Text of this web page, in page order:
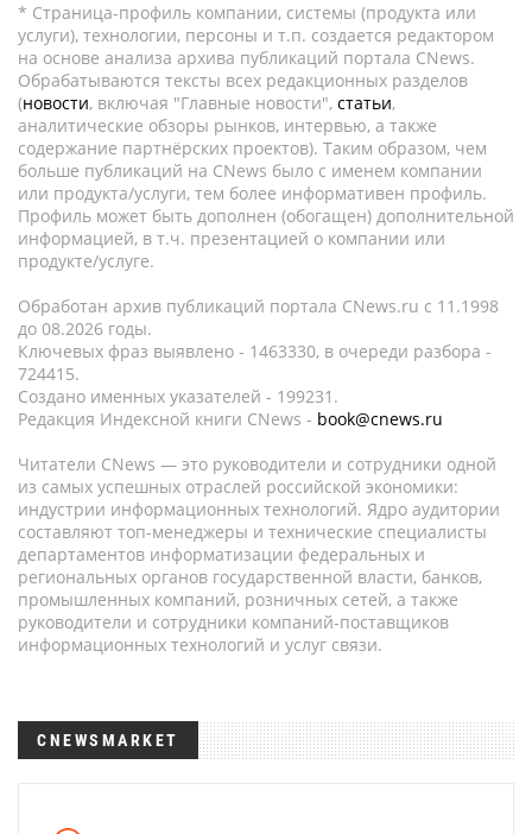
* Страница-профиль компании, системы (продукта или
услуги), технологии, персоны и т.п. создается редактором
на основе анализа архива публикаций портала CNews.
Обрабатываются тексты всех редакционных разделов
(новости, включая "Главные новости", статьи,
аналитические обзоры рынков, интервью, а также
содержание партнёрских проектов). Таким образом, чем
больше публикаций на CNews было с именем компании
или продукта/услуги, тем более информативен профиль.
Профиль может быть дополнен (обогащен) дополнительной
информацией, в т.ч. презентацией о компании или
продукте/услуге.
Обработан архив публикаций портала CNews.ru c 11.1998
до 08.2026 годы.
Ключевых фраз выявлено - 1463330, в очереди разбора -
724415.
Создано именных указателей - 199231.
Редакция Индексной книги CNews - book@cnews.ru
Читатели CNews — это руководители и сотрудники одной
из самых успешных отраслей российской экономики:
индустрии информационных технологий. Ядро аудитории
составляют топ-менеджеры и технические специалисты
департаментов информатизации федеральных и
региональных органов государственной власти, банков,
промышленных компаний, розничных сетей, а также
руководители и сотрудники компаний-поставщиков
информационных технологий и услуг связи.
CNEWSMARKET